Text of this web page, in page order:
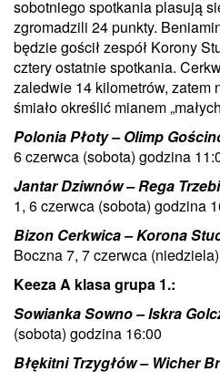
sobotniego spotkania plasują
zgromadzili 24 punkty.
będzie gościł zespół Korony
cztery ostatnie spotkania.
zaledwie 14 kilometrów, zatem
śmiało określić mianem
Polonia Płoty – Olimp
6 czerwca (sobota) godzina
Jantar Dziwnów – Rega
1, 6 czerwca (sobota) godzina
Bizon Cerkwica – Korona
Boczna 7, 7 czerwca
Keeza A klasa grupa 1.:
Sowianka Sowno – Iskra
(sobota) godzina 16:00
Błękitni Trzygłów – Wicher